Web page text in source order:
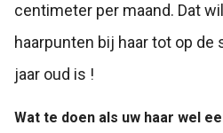
centimeter per maand. Dat
haarpunten bij haar tot op de
jaar oud is !
Wat te doen als uw haar wel